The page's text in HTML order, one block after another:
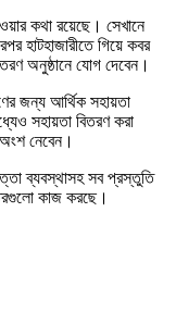
কথা রয়েছে। সেখানে
হাটহাজারীতে গিয়ে কবর
অনুষ্ঠানে যোগ দেবেন।
জন্য আর্থিক সহায়তা
সহায়তা বিতরণ করা
নেবেন।
ব্যবস্থাসহ সব প্রস্তুতি
কাজ করছে।